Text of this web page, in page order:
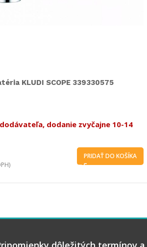
termostat KLUDI FRESHLINE
dodanie zvyčajne 10-14
PRIDAŤ DO KOŠÍKA